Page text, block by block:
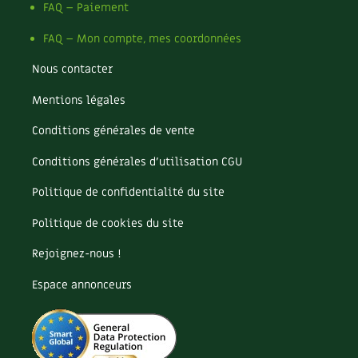
Soins et cosmétiques au naturel
Société et alternatives
Autonomie
Enfants
Archives
FAQ – Paiement
FAQ – Mon compte, mes coordonnées
Nous contacter
Mentions légales
Conditions générales de vente
Conditions générales d’utilisation CGU
Politique de confidentialité du site
Politique de cookies du site
Rejoignez-nous !
Espace annonceurs